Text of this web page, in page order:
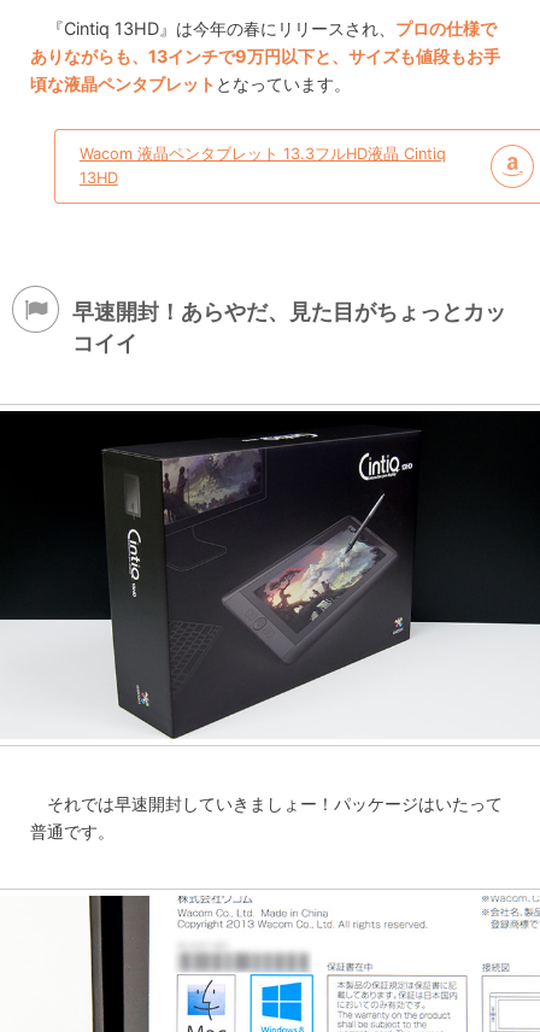
『Cintiq 13HD』は今年の春にリリースされ、 プロの仕様で
ありながらも、13インチで9万円以下と、サイズも値段もお手
頃な液晶ペンタブレット となっています。
Wacom 液晶ペンタブレット 13.3フルHD液晶 Cintiq
13HD
早速開封！あらやだ、見た目がちょっとカッ
コイイ
それでは早速開封していきましょー！パッケージはいたって
普通です。